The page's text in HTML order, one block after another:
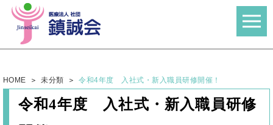
HOME 未分類 令和4年度 入社式・新入職員研修開催！
令和4年度 入社式・新入職員研修